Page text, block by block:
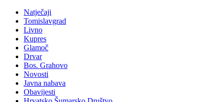
Natječaji
Tomislavgrad
Livno
Kupres
Glamoč
Drvar
Bos. Grahovo
Novosti
Javna nabava
Obavijesti